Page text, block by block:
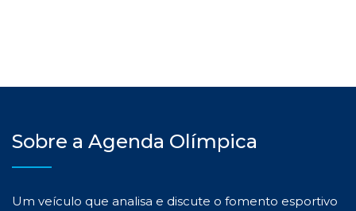
Sobre a Agenda Olímpica
Um veículo que analisa e discute o fomento esportivo